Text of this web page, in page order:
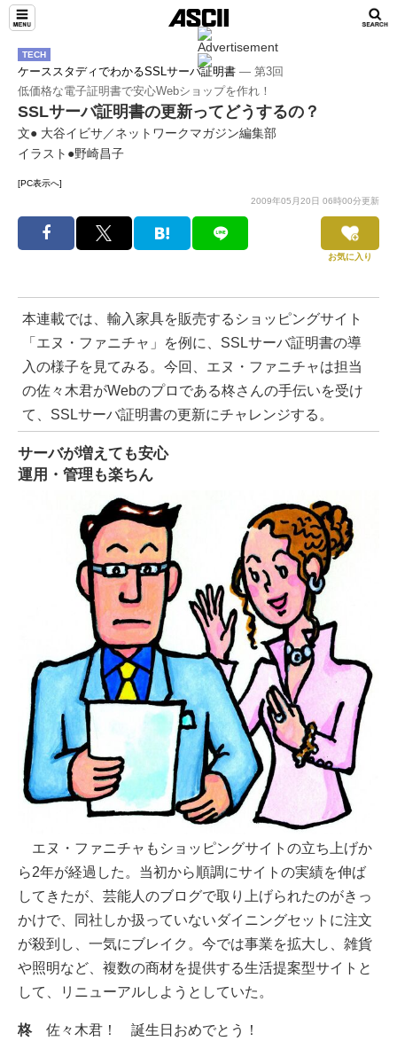
TECH
ケーススタディでわかるSSLサーバ証明書 ― 第3回
低価格な電子証明書で安心Webショップを作れ！
SSLサーバ証明書の更新ってどうするの？
文● 大谷イビサ／ネットワークマガジン編集部
イラスト●野崎昌子
[PC表示へ]
2009年05月20日 06時00分更新
お気に入り
本連載では、輸入家具を販売するショッピングサイト
「エヌ・ファニチャ」を例に、SSLサーバ証明書の導
入の様子を見てみる。今回、エヌ・ファニチャは担当
の佐々木君がWebのプロである柊さんの手伝いを受け
て、SSLサーバ証明書の更新にチャレンジする。
サーバが増えても安心
運用・管理も楽ちん
エヌ・ファニチャもショッピングサイトの立ち上げか
ら2年が経過した。当初から順調にサイトの実績を伸ば
してきたが、芸能人のブログで取り上げられたのがきっ
かけで、同社しか扱っていないダイニングセットに注文
が殺到し、一気にブレイク。今では事業を拡大し、雑貨
や照明など、複数の商材を提供する生活提案型サイトと
して、リニューアルしようとしていた。
柊佐々木君！ 誕生日おめでとう！